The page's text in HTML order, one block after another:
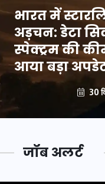
भारत में
अड़चन: डेटा
स्पेक्ट्रम की
आया बड़ा
30
जॉब अलर्ट